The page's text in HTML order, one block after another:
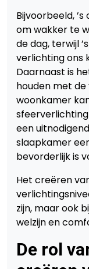
Bijvoorbeeld,
om wakker te
de dag, terwijl
verlichting ons
Daarnaast is
houden met de
woonkamer
een
slaapkamer
bevorderlijk is
Het creëren
zijn, maar ook
welzijn en
De rol